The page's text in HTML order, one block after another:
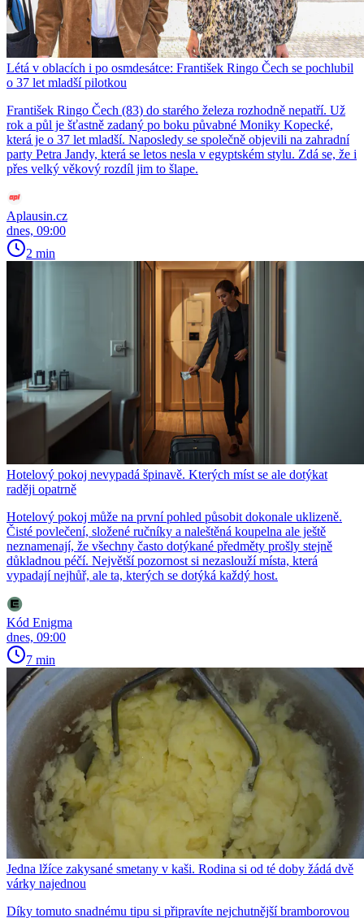
Létá v oblacích i po osmdesátce: František Ringo Čech se pochlubil
o 37 let mladší pilotkou
František Ringo Čech (83) do starého železa rozhodně nepatří. Už
rok a půl je šťastně zadaný po boku půvabné Moniky Kopecké,
která je o 37 let mladší. Naposledy se společně objevili na zahradní
party Petra Jandy, která se letos nesla v egyptském stylu. Zdá se, že i
přes velký věkový rozdíl jim to šlape.
Aplausin.cz
dnes, 09:00
2 min
Hotelový pokoj nevypadá špinavě. Kterých míst se ale dotýkat
raději opatrně
Hotelový pokoj může na první pohled působit dokonale uklizeně.
Čisté povlečení, složené ručníky a naleštěná koupelna ale ještě
neznamenají, že všechny často dotýkané předměty prošly stejně
důkladnou péčí. Největší pozornost si nezaslouží místa, která
vypadají nejhůř, ale ta, kterých se dotýká každý host.
Kód Enigma
dnes, 09:00
7 min
Jedna lžíce zakysané smetany v kaši. Rodina si od té doby žádá dvě
várky najednou
Díky tomuto snadnému tipu si připravíte nejchutnější bramborovou